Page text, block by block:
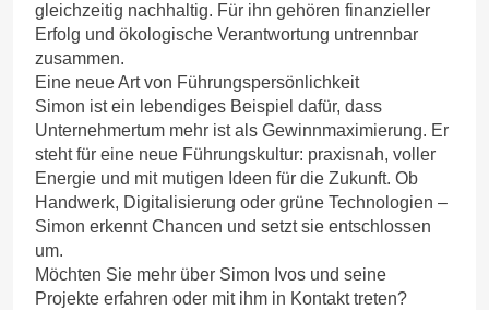
gleichzeitig nachhaltig. Für ihn gehören finanzieller
Erfolg und ökologische Verantwortung untrennbar
zusammen.
Eine neue Art von Führungspersönlichkeit
Simon ist ein lebendiges Beispiel dafür, dass
Unternehmertum mehr ist als Gewinnmaximierung. Er
steht für eine neue Führungskultur: praxisnah, voller
Energie und mit mutigen Ideen für die Zukunft. Ob
Handwerk, Digitalisierung oder grüne Technologien –
Simon erkennt Chancen und setzt sie entschlossen
um.
Möchten Sie mehr über Simon Ivos und seine
Projekte erfahren oder mit ihm in Kontakt treten?